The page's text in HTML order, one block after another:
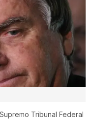
Tribunal Federal